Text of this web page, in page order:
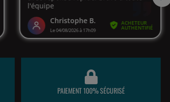
PAIEMENT 100% SÉCURISÉ